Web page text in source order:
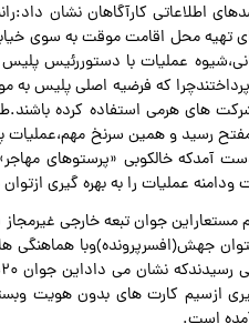
اطلاعاتی کارآگاهان نشان
تهیه محل اقامت موقت به سوی
عملیات با دستوررئیس پلیس
که فرضیه اصلی پلیس
های هرمی استفاده کرده
مفتح رسید و همین سرنخ
آمدکه خالکوبی «پرستوهای
ودامنه عملیات را به بهره گیری
مستعاراین جوان تبعه خارجی
جهش(افسرپرونده)وبا هماهنگی
گیری ازسیم کارت های بدون هویت